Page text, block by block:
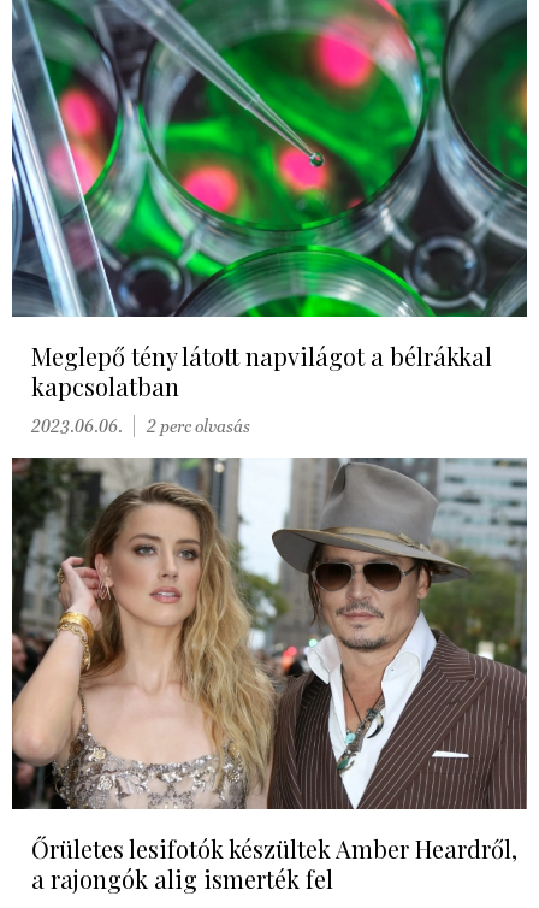
Meglepő tény látott napvilágot a bélrákkal
kapcsolatban
2023.06.06. 2 perc olvasás
Őrületes lesifotók készültek Amber Heardről,
a rajongók alig ismerték fel